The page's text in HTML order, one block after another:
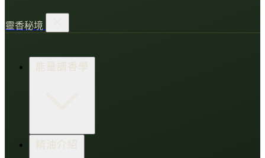
靈香秘境
能量調香學
香氛調頻術
精油介紹